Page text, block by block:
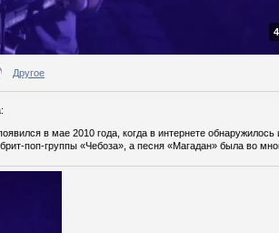
Другое
:
в мае 2010 года, когда в интернете
поп-группы «Чебоза», а песня «Магадан» была во